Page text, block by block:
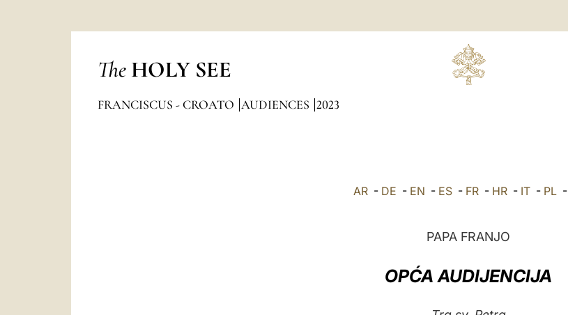
The HOLY SEE
FRANCISCUS - CROATO AUDIENCES 2023
AR- DE - EN - ES- FR- HR- IT- PL-
PAPA FRANJO
OPĆA AUDIJENCIJA